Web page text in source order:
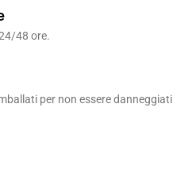
48 ore.
per non essere danneggiati